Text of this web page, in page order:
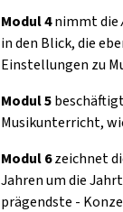
Modul 4nimmt die
in den Blick, die
Einstellungen zu
Modul 5
Musikunterricht,
Modul 6zeichnet
Jahren um die
prägendste -